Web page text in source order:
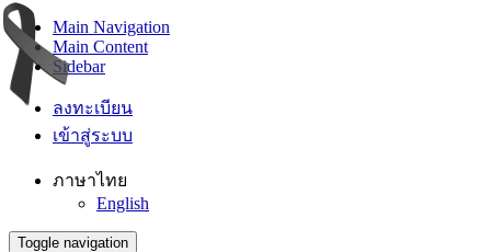
Main Navigation
Main Content
Sidebar
ลงทะเบียน
เข้าสู่ระบบ
ภาษาไทย
English
Toggle navigation